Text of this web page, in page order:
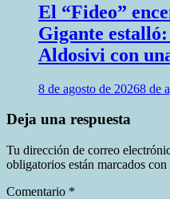
El “Fideo”
Gigante
Aldosivi con
8 de agosto de 20268 de
Deja una respuesta
Tu dirección de correo
obligatorios están marcados con
Comentario *